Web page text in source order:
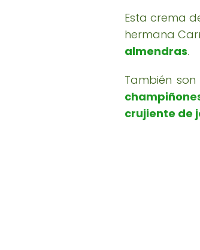
Esta crema
hermana
almendras.
También
crujiente de